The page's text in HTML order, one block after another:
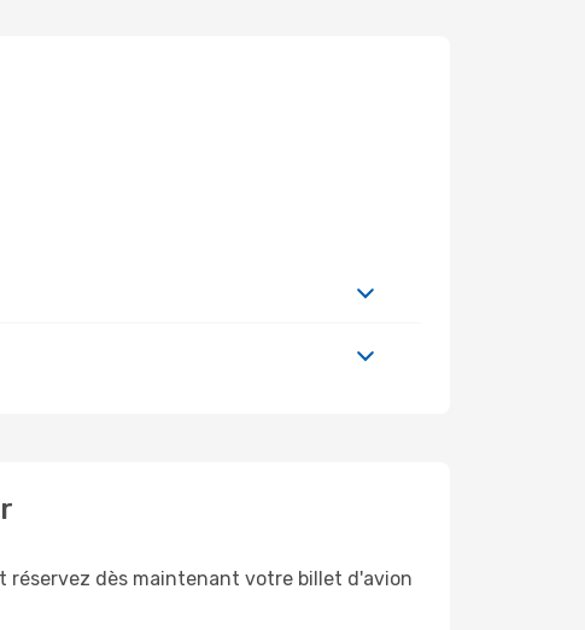
réservez dès maintenant votre billet d'avion